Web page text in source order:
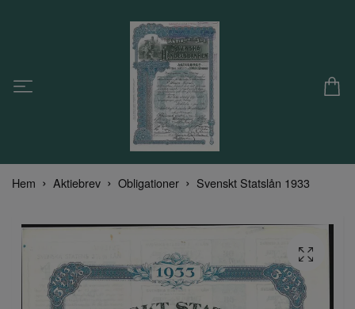
Hem Aktiebrev Obligationer Svenskt Statslån 1933